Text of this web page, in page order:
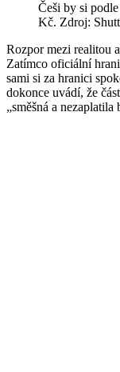
Češi by si
Kč. Zdroj:
Rozpor mezi realitou
Zatímco oficiální
sami si za hranici
dokonce uvádí, že
„směšná a